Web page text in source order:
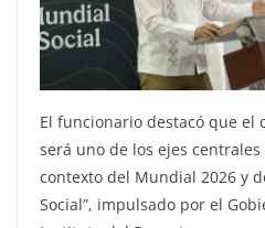
El funcionario destacó que el
será uno de los ejes
contexto del Mundial 2026 y
Social”, impulsado por el